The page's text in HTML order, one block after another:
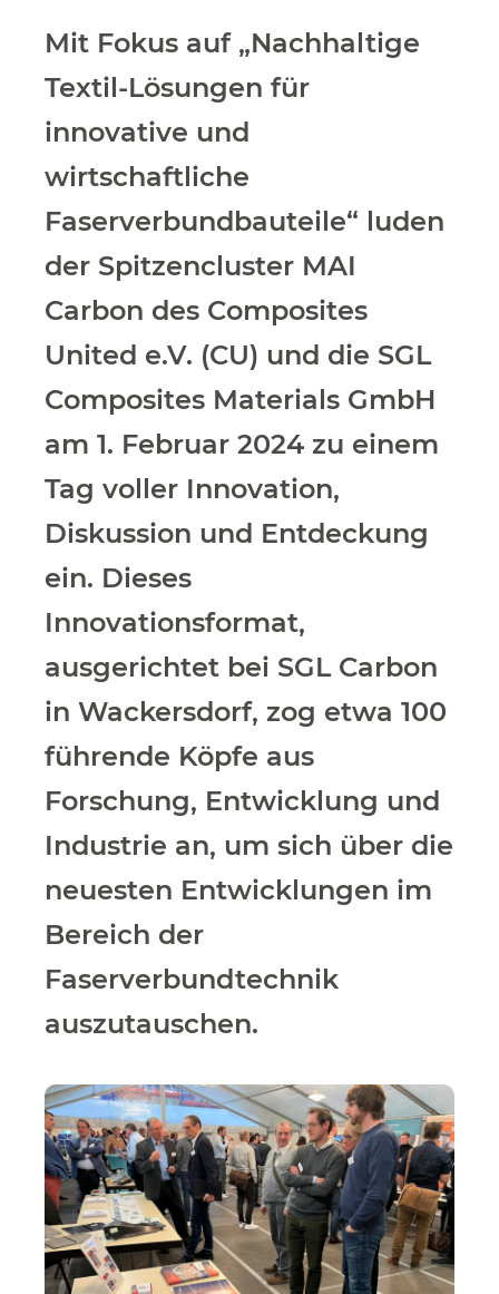
Mit Fokus auf „Nachhaltige
Textil-Lösungen für
innovative und
wirtschaftliche
Faserverbundbauteile“ luden
der Spitzencluster MAI
Carbon des Composites
United e.V. (CU) und die SGL
Composites Materials GmbH
am 1. Februar 2024 zu einem
Tag voller Innovation,
Diskussion und Entdeckung
ein. Dieses
Innovationsformat,
ausgerichtet bei SGL Carbon
in Wackersdorf, zog etwa 100
führende Köpfe aus
Forschung, Entwicklung und
Industrie an, um sich über die
neuesten Entwicklungen im
Bereich der
Faserverbundtechnik
auszutauschen.